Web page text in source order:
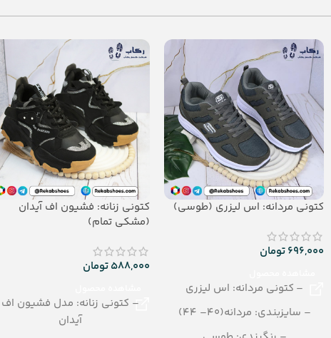
– تعداد در کارتن:24 جفت
– جنس: AirBlowing
جنس: EVA
کتونی مردانه: اس لیزری (طوسی)
696,000تومان
– کتونی مردانه: اس لیزری
– سایزبندی: مردانه(40– 44)
کتونی زنانه: فشیون اف آیدان
(مشکی تمام)
588,000تومان
– کتونی زنانه: مدل فشیون اف
آیدان